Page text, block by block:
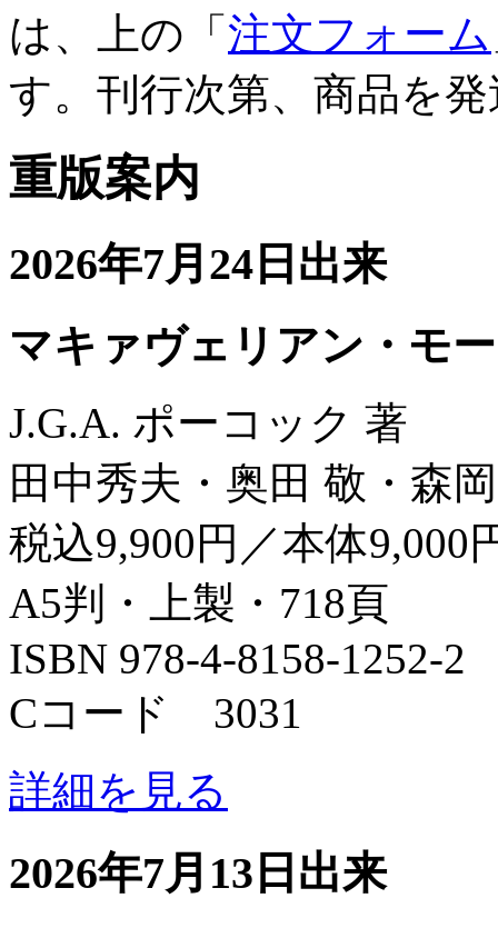
は、上の「 注文フォーム
す。刊行次第、商品を
重版案内
2026年7月24日出来
マキァヴェリアン・モ
J.G.A. ポーコック 著
田中秀夫・奥田 敬・森
税込9,900円／本体9,000
A5判・上製・718頁
ISBN 978-4-8158-1252-2
Cコード 3031
詳細を見る
2026年7月13日出来